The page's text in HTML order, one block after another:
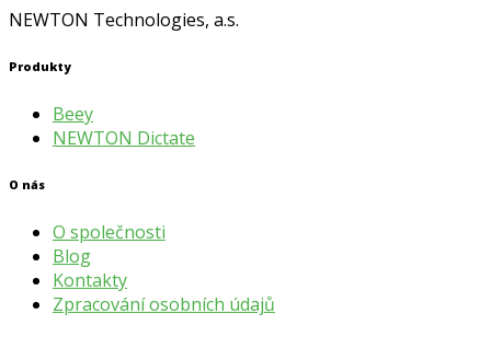
NEWTON Technologies, a.s.
Produkty
Beey
NEWTON Dictate
O nás
O společnosti
Blog
Kontakty
Zpracování osobních údajů